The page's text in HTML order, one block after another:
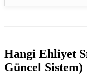
Hangi Ehliyet
Güncel Sistem)